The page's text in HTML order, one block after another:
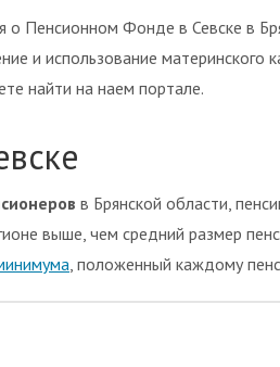
Пенсионном Фонде в Севске в
и использование материнского
найти на наем портале.
в Брянской области,
выше, чем средний размер
, положенный каждому